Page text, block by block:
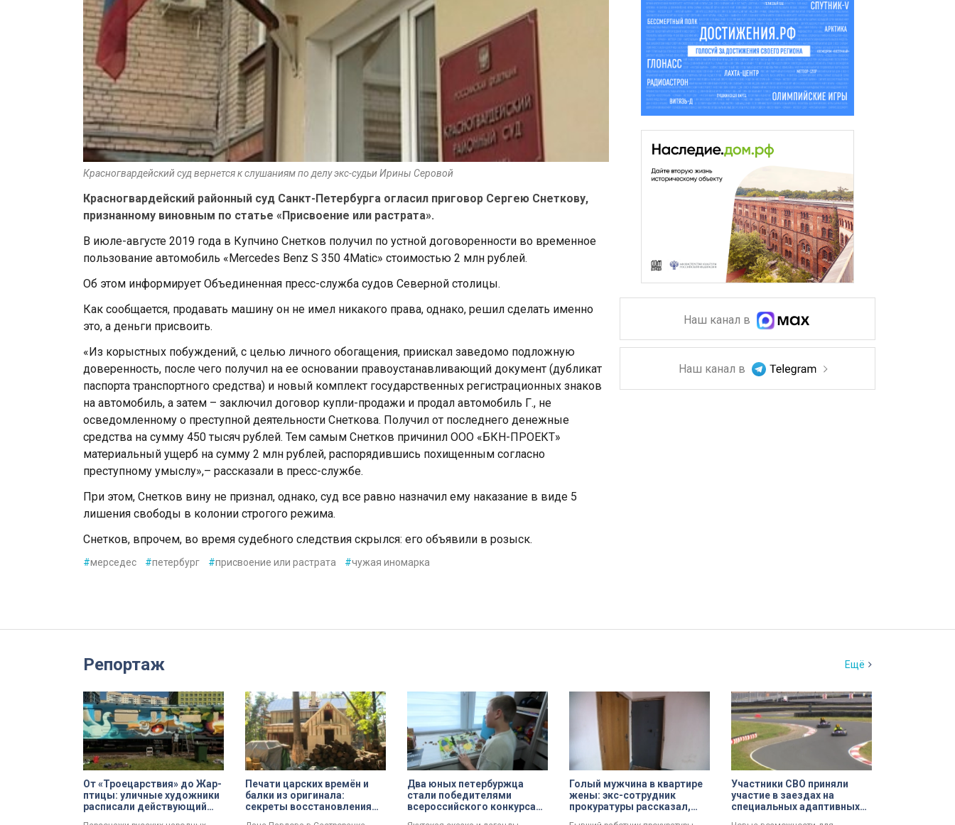
Красногвардейский суд вернется к слушаниям по делу экс-судьи Ирины Серовой
Красногвардейский районный суд Санкт-Петербурга огласил приговор Сергею Снеткову,
признанному виновным по статье «Присвоение или растрата».
В июле-августе 2019 года в Купчино Снетков получил по устной договоренности во временное
пользование автомобиль «Mercedes Benz S 350 4Matic» стоимостью 2 млн рублей.
Об этом информирует Объединенная пресс-служба судов Северной столицы.
Как сообщается, продавать машину он не имел никакого права, однако, решил сделать именно
это, а деньги присвоить.
«Из корыстных побуждений, с целью личного обогащения, приискал заведомо подложную
доверенность, после чего получил на ее основании правоустанавливающий документ (дубликат
паспорта транспортного средства) и новый комплект государственных регистрационных знаков
на автомобиль, а затем – заключил договор купли-продажи и продал автомобиль Г., не
осведомленному о преступной деятельности Снеткова. Получил от последнего денежные
средства на сумму 450 тысяч рублей. Тем самым Снетков причинил ООО «БКН-ПРОЕКТ»
материальный ущерб на сумму 2 млн рублей, распорядившись похищенным согласно
преступному умыслу»,– рассказали в пресс-службе.
При этом, Снетков вину не признал, однако, суд все равно назначил ему наказание в виде 5
лишения свободы в колонии строгого режима.
Снетков, впрочем, во время судебного следствия скрылся: его объявили в розыск.
#мерседес #петербург #присвоение или растрата #чужая иномарка
Наш канал в
Наш канал в
Репортаж Ещё
От «Троецарствия» до Жар-
птицы: уличные художники
расписали действующий
Печати царских времён и
балки из оригинала:
секреты восстановления
Два юных петербуржца
стали победителями
всероссийского конкурса
Голый мужчина в квартире
жены: экс-сотрудник
прокуратуры рассказал,
Участники СВО приняли
участие в заездах на
специальных адаптивных